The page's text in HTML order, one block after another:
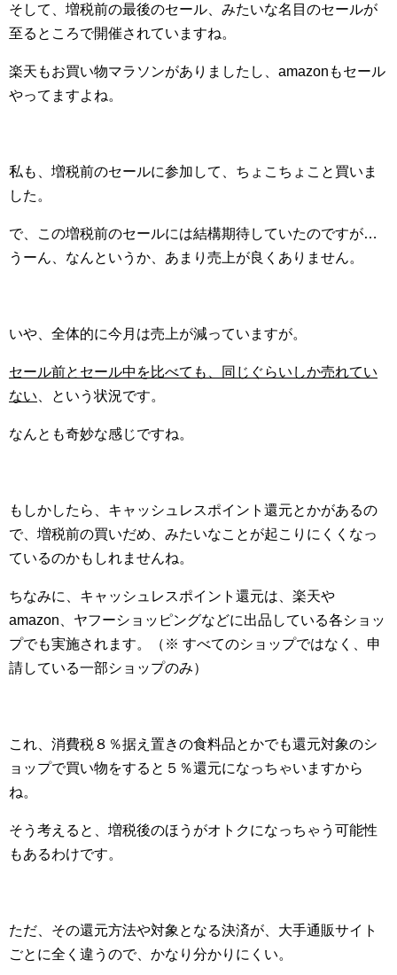
そして、増税前の最後のセール、みたいな名目のセールが
至るところで開催されていますね。
楽天もお買い物マラソンがありましたし、amazonもセール
やってますよね。
私も、増税前のセールに参加して、ちょこちょこと買いま
した。
で、この増税前のセールには結構期待していたのですが…
うーん、なんというか、あまり売上が良くありません。
いや、全体的に今月は売上が減っていますが。
セール前とセール中を比べても、同じぐらいしか売れてい
ない 、という状況です。
なんとも奇妙な感じですね。
もしかしたら、キャッシュレスポイント還元とかがあるの
で、増税前の買いだめ、みたいなことが起こりにくくなっ
ているのかもしれませんね。
ちなみに、キャッシュレスポイント還元は、楽天や
amazon、ヤフーショッピングなどに出品している各ショッ
プでも実施されます。（※ すべてのショップではなく、申
請している一部ショップのみ）
これ、消費税８％据え置きの食料品とかでも還元対象のシ
ョップで買い物をすると５％還元になっちゃいますから
ね。
そう考えると、増税後のほうがオトクになっちゃう可能性
もあるわけです。
ただ、その還元方法や対象となる決済が、大手通販サイト
ごとに全く違うので、かなり分かりにくい。